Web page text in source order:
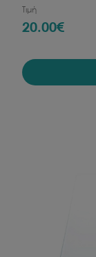
Τιμή
20.00€